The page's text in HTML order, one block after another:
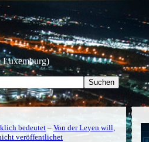
Luxemburg)
bedeutet – Von der Leyen will,
veröffentlichet